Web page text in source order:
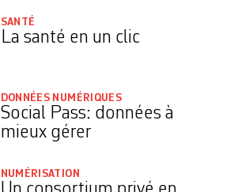
SANTÉ
La santé en un clic
DONNÉES NUMÉRIQUES
Social Pass: données à
mieux gérer
NUMÉRISATION